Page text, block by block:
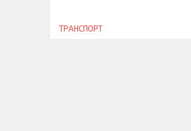
ТРАНСПОРТ